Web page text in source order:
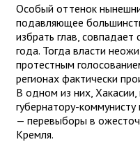
Особый оттенок
подавляющее
избрать глав,
года. Тогда власти
протестным
регионах фактически
В одном из них,
губернатору-
— перевыборы в
Кремля.